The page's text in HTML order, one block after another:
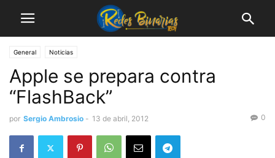
General Noticias
Apple se prepara contra
“FlashBack”
por Sergio Ambrosio - 13 de abril, 2012 0